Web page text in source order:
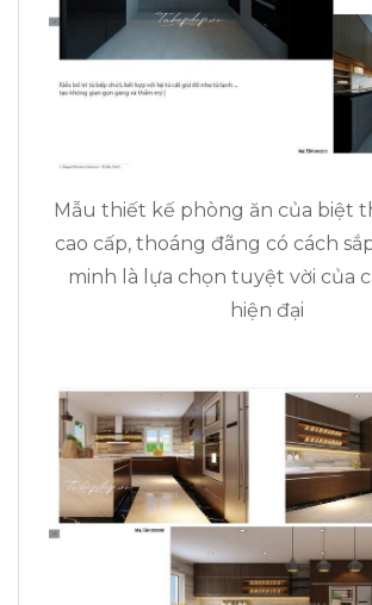
Mẫu thiết kế phòng ăn của biệt
cao cấp, thoáng đãng có cách
minh là lựa chọn tuyệt vời của
hiện đại